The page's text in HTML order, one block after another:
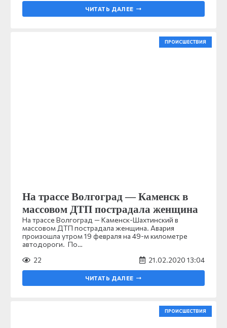
ЧИТАТЬ ДАЛЕЕ
ПРОИСШЕСТВИЯ
На трассе Волгоград — Каменск в
массовом ДТП пострадала женщина
На трассе Волгоград — Каменск-Шахтинский в
массовом ДТП пострадала женщина. Авария
произошла утром 19 февраля на 49-м километре
автодороги. По…
22
21.02.2020 13:04
ЧИТАТЬ ДАЛЕЕ
ПРОИСШЕСТВИЯ